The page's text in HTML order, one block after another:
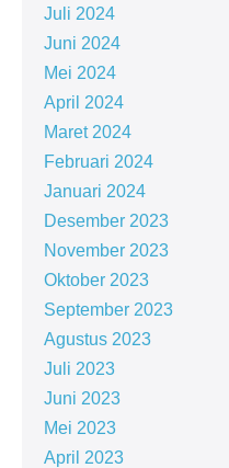
Juli 2024
Juni 2024
Mei 2024
April 2024
Maret 2024
Februari 2024
Januari 2024
Desember 2023
November 2023
Oktober 2023
September 2023
Agustus 2023
Juli 2023
Juni 2023
Mei 2023
April 2023